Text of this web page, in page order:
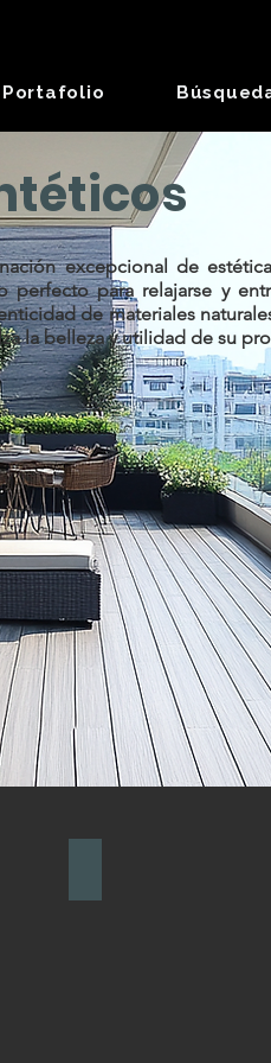
Portafolio
excepcional de
para relajarse y
de materiales
la belleza y utilidad de su